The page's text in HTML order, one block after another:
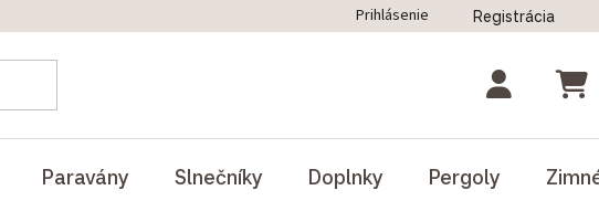
Odstúpenie od zmluvy
Prihlásenie Registrácia
Paravány Slnečníky Doplnky Pergoly